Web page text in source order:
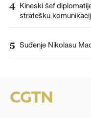
4 Kineski šef
stratešku
5 Suđenje Nikolasu